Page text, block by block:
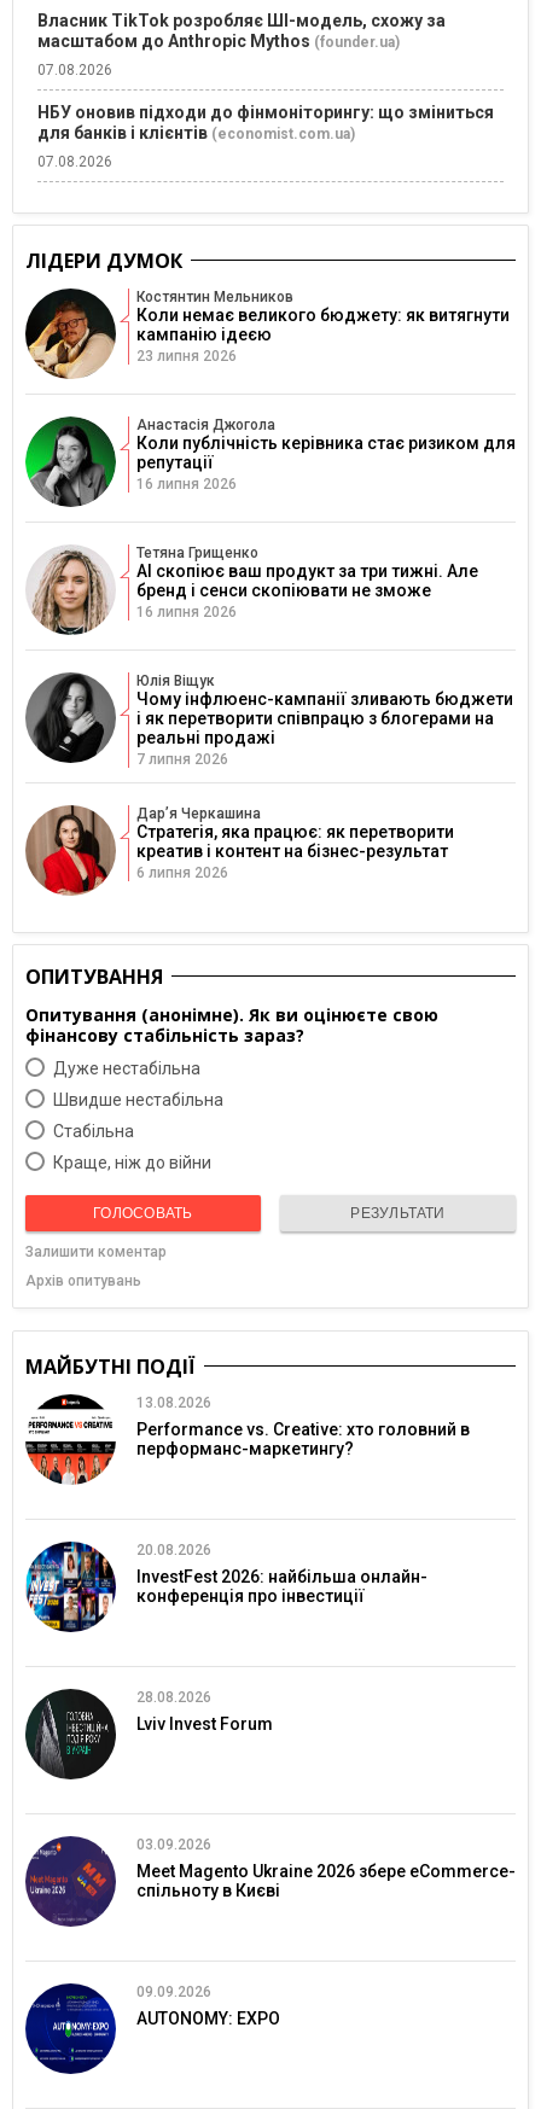
Власник TikTok розробляє ШІ-модель, схожу за
масштабом до Anthropic Mythos (founder.ua)
07.08.2026
НБУ оновив підходи до фінмоніторингу: що зміниться
для банків і клієнтів (economist.com.ua)
07.08.2026
ЛІДЕРИ ДУМОК
Костянтин Мельников
Коли немає великого бюджету: як витягнути
кампанію ідеєю
23 липня 2026
Анастасія Джогола
Коли публічність керівника стає ризиком для
репутації
16 липня 2026
Тетяна Грищенко
AI скопіює ваш продукт за три тижні. Але
бренд і сенси скопіювати не зможе
16 липня 2026
Юлія Віщук
Чому інфлюенс-кампанії зливають бюджети
і як перетворити співпрацю з блогерами на
реальні продажі
7 липня 2026
Дарʼя Черкашина
Стратегія, яка працює: як перетворити
креатив і контент на бізнес-результат
6 липня 2026
ОПИТУВАННЯ
Опитування (анонімне). Як ви оцінюєте свою
фінансову стабільність зараз?
Дуже нестабільна
Швидше нестабільна
Cтабільна
Краще, ніж до війни
ГОЛОСОВАТЬ РЕЗУЛЬТАТИ
Залишити коментар
Архів опитувань
МАЙБУТНІ ПОДІЇ
13.08.2026
Performance vs. Creative: хто головний в
перформанс-маркетингу?
20.08.2026
InvestFest 2026: найбільша онлайн-
конференція про інвестиції
28.08.2026
Lviv Invest Forum
03.09.2026
Meet Magento Ukraine 2026 збере eCommerce-
спільноту в Києві
09.09.2026
AUTONOMY: EXPO